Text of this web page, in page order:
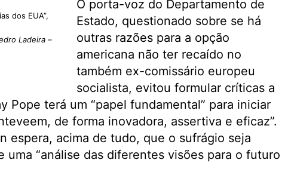
dos EUA”,
Ladeira –
O porta-voz do Departamento de
Estado, questionado sobre se há
outras razões para a opção
americana não ter recaído no
também ex-comissário europeu
socialista, evitou formular críticas a
Pope terá um “papel fundamental” para iniciar
de forma inovadora, assertiva e eficaz”.
espera, acima de tudo, que o sufrágio seja
“análise das diferentes visões para o futuro